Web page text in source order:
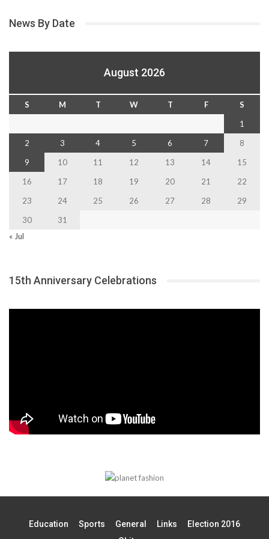
News By Date
August 2026
S M T W T F
S
1
2
3 4 5 6 7
8
9
10 11 12 13 14
15
16
17 18 19 20 21
22
23
24 25 26 27 28
29
30
31
« Jul
15th Anniversary Celebrations
Education Sports General Links
Election 2016